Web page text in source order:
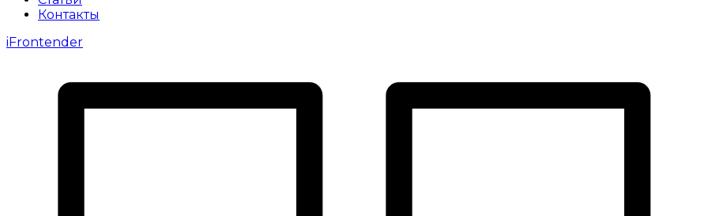
Контакты
iFrontender